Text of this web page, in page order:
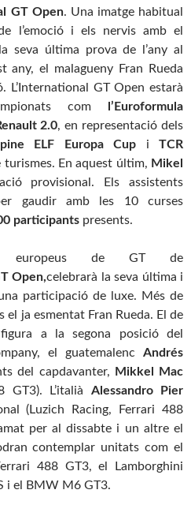
GT Open. Una imatge habitual
l’emoció i els nervis amb el
seva última prova de l’any al
any, el malagueny Fran Rueda
L’International GT Open estarà
com
l’Euroformula
2.0, en representació dels
ELF Europa Cup i TCR
turismes. En aquest últim, Mikel
provisional. Els assistents
gaudir amb les 10 curses
participants presents.
europeus de GT de
Open,celebrarà la seva última i
participació de luxe. Més de
ja esmentat Fran Rueda. El de
figura a la segona posició del
el guatemalenc Andrés
del capdavanter,
Mikkel Mac
GT3). L’italià Alessandro Pier
(Luzich Racing, Ferrari 488
per al dissabte i un altre el
contemplar unitats com el
488 GT3, el Lamborghini
i el BMW M6 GT3.